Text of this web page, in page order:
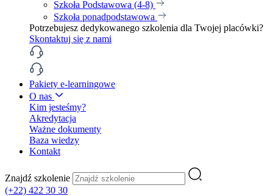
Szkoła Podstawowa (4-8)
Szkoła ponadpodstawowa
Potrzebujesz dedykowanego szkolenia dla Twojej placówki?
Skontaktuj się z nami
Pakiety e-learningowe
O nas
Kim jesteśmy?
Akredytacja
Ważne dokumenty
Baza wiedzy
Kontakt
Znajdź szkolenie
(+22) 422 30 30